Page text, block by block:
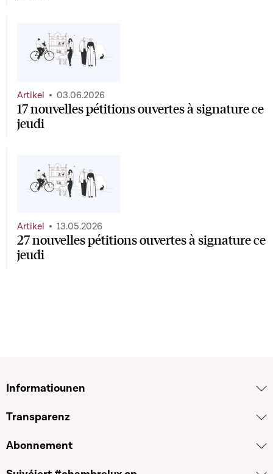
17 nouvelles pétitions ouvertes à signature ce
jeudi
Artikel 03.06.2026
27 nouvelles pétitions ouvertes à signature ce
jeudi
Artikel 13.05.2026
Informatiounen
Transparenz
Abonnement